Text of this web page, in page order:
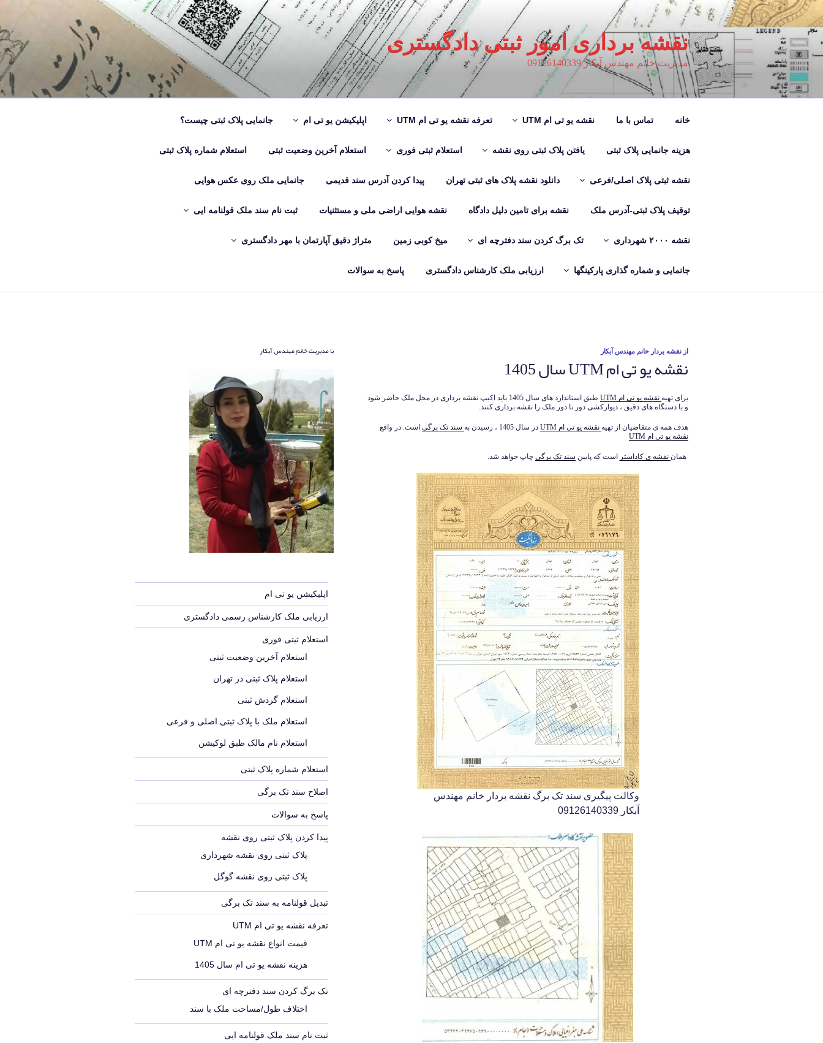
رفتن
به
محتوا
نقشه برداری امور ثبتی دادگستری
مدیریت خانم مهندس آبکار 09126140339
خانه تماس با ما نقشه یو تی ام UTM تعرفه نقشه یو تی ام UTM اپلیکیشن یو تی ام جانمایی پلاک ثبتی چیست؟
هزینه جانمایی پلاک ثبتی یافتن پلاک ثبتی روی نقشه استعلام ثبتی فوری استعلام آخرین وضعیت ثبتی استعلام شماره پلاک ثبتی
نقشه ثبتی پلاک اصلی/فرعی دانلود نقشه پلاک های ثبتی تهران پیدا کردن آدرس سند قدیمی جانمایی ملک روی عکس هوایی
توقیف پلاک ثبتی-آدرس ملک نقشه برای تامین دلیل دادگاه نقشه هوایی اراضی ملی و مستثنیات ثبت نام سند ملک قولنامه ایی
نقشه ۲۰۰۰ شهرداری تک برگ کردن سند دفترچه ای میخ کوبی زمین متراژ دقیق آپارتمان با مهر دادگستری
جانمایی و شماره گذاری پارکینگها ارزیابی ملک کارشناس دادگستری پاسخ به سوالات
نوشته‌شده
از نقشه بردار خانم مهندس آبکار
نقشه یو تی ام UTM سال 1405
برای تهیه نقشه یو تی ام UTM
طبق استاندارد های سال 1405 باید اکیپ نقشه برداری در محل ملک حاضر شود
و با دستگاه های دقیق ، دیوارکشی دور تا دور ملک را نقشه برداری کنند.
هدف همه ی متقاضیان از تهیه نقشه یو تی ام UTM در سال 1405 ، رسیدن به سند تک برگی است. در واقع
نقشه یو تی ام UTM
همان نقشه ی کاداستر است که پایین سند تک برگی چاپ خواهد شد.
وکالت پیگیری سند تک برگ نقشه بردار خانم مهندس
آبکار 09126140339
با مدیریت خانم مهندس آبکار
اپلیکیشن یو تی ام
ارزیابی ملک کارشناس رسمی دادگستری
استعلام ثبتی فوری
استعلام آخرین وضعیت ثبتی
استعلام پلاک ثبتی در تهران
استعلام گردش ثبتی
استعلام ملک با پلاک ثبتی اصلی و فرعی
استعلام نام مالک طبق لوکیشن
استعلام شماره پلاک ثبتی
اصلاح سند تک برگی
پاسخ به سوالات
پیدا کردن پلاک ثبتی روی نقشه
پلاک ثبتی روی نقشه شهرداری
پلاک ثبتی روی نقشه گوگل
تبدیل قولنامه به سند تک برگی
تعرفه نقشه یو تی ام UTM
قیمت انواع نقشه یو تی ام UTM
هزینه نقشه یو تی ام سال 1405
تک برگ کردن سند دفترچه ای
اختلاف طول/مساحت ملک با سند
ثبت نام سند ملک قولنامه ایی